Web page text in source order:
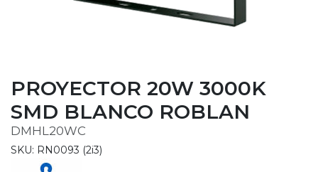
PROYECTOR 20W 3000K
SMD BLANCO ROBLAN
DMHL20WC
SKU: RN0093 (2i3)